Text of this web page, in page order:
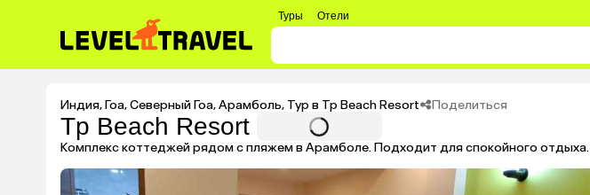
Туры Отели
Индия,Гоа,Северный Гоа,Арамболь, Тур в Tp Beach Resort Поделиться
Tp Beach Resort
Комплекс коттеджей рядом с пляжем в Арамболе. Подходит для спокойного отдыха.